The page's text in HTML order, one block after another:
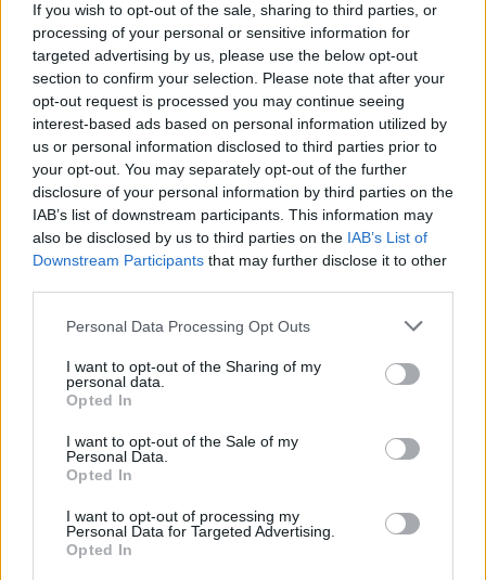
If you wish to opt-out of the sale, sharing to third parties, or
processing of your personal or sensitive information for
targeted advertising by us, please use the below opt-out
section to confirm your selection. Please note that after your
opt-out request is processed you may continue seeing
interest-based ads based on personal information utilized by
us or personal information disclosed to third parties prior to
your opt-out. You may separately opt-out of the further
disclosure of your personal information by third parties on the
IAB’s list of downstream participants. This information may
also be disclosed by us to third parties on the IAB’s List of
Downstream Participants that may further disclose it to other
Personal Data Processing Opt Outs
I want to opt-out of the Sharing of my
personal data.
Opted In
I want to opt-out of the Sale of my
Personal Data.
Opted In
I want to opt-out of processing my
Personal Data for Targeted Advertising.
Opted In
00:03:09
Visiška ištikimybe Kremliui pasižymėjusį Putino virėją
gaubia purvinos paslaptys
Žinios | Pasaulis
00:05:28
Sūnūs piktinasi, kad apie tėvų ryšius su KGB pranešta
po mirties
Žinios Lietuvos diena
Seimo narės Rasos Budbergytės vyro sėkmės istorija
sukėlė abejonių opozicijai
sūnaus galimas sąsajas su Rusija